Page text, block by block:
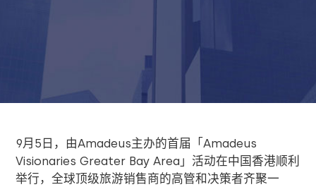
9月 5 日，由Amadeus主办的首届「Amadeus
Visionaries Greater Bay Area 」活动在中国香港顺利
举行，全球顶级旅游销售商的高管和决策者齐聚一